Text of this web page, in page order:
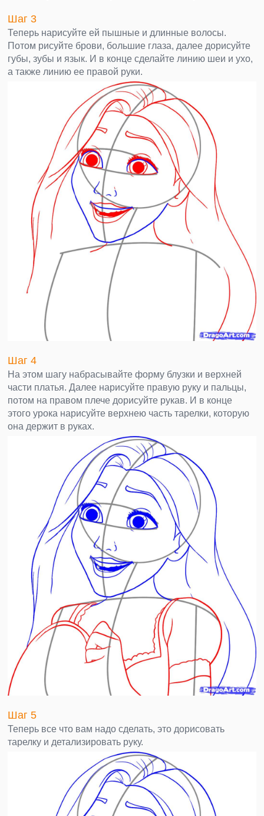
Шаг 3
Теперь нарисуйте ей пышные и длинные волосы.
Потом рисуйте брови, большие глаза, далее дорисуйте
губы, зубы и язык. И в конце сделайте линию шеи и ухо,
а также линию ее правой руки.
Шаг 4
На этом шагу набрасывайте форму блузки и верхней
части платья. Далее нарисуйте правую руку и пальцы,
потом на правом плече дорисуйте рукав. И в конце
этого урока нарисуйте верхнею часть тарелки, которую
она держит в руках.
Шаг 5
Теперь все что вам надо сделать, это дорисовать
тарелку и детализировать руку.